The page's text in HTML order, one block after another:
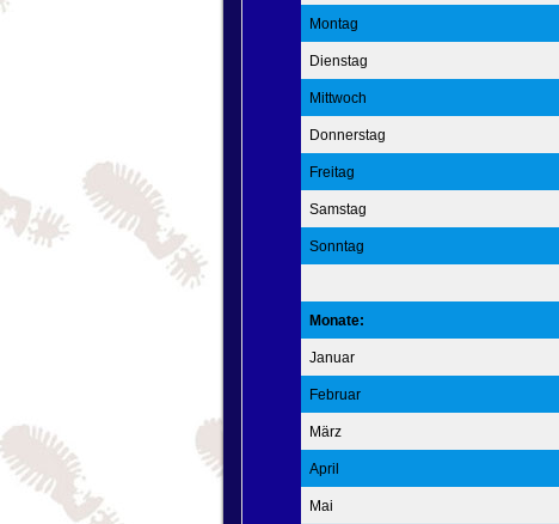
Montag
Dienstag
Mittwoch
Donnerstag
Freitag
Samstag
Sonntag
Monate:
Januar
Februar
März
April
Mai